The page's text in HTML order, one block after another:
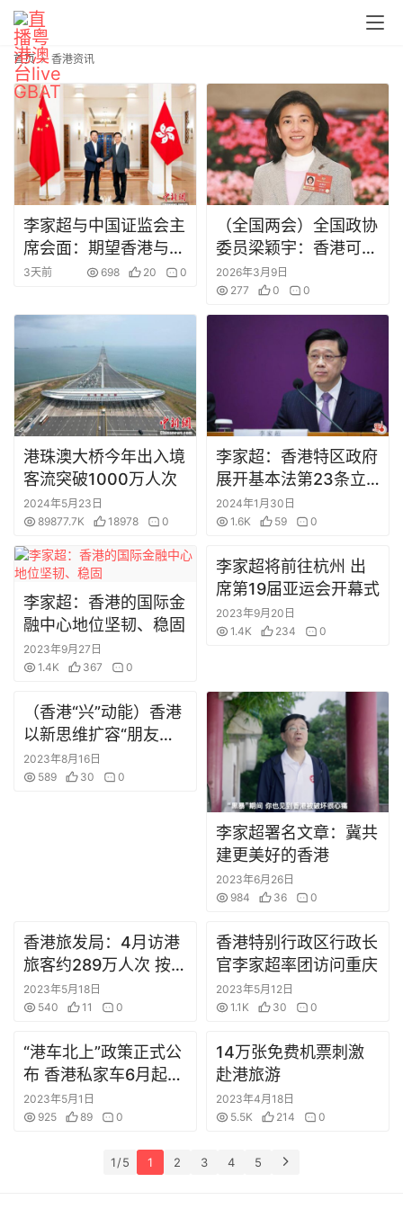
首
页
今
日
条
线
直
播
香
港
资
讯
澳
门
资
讯
湾
讯
内
地
旅
游
繁
体
首页 香港资讯
李家超与中国证监会主
席会面：期望香港与内
地深化合作提高离岸人
3天前 698 20 0
（全国两会）全国政协
委员梁颖宇：香港可成
为创新药出海“跳板”
2026年3月9日
277
0 0
港珠澳大桥今年出入境
客流突破1000万人次
2024年5月23日
89877.7K
18978 0
李家超：香港特区政府
展开基本法第23条立
法公众咨询
2024年1月30日
1.6K
59 0
李家超：香港的国际金
融中心地位坚韧、稳固
2023年9月27日
1.4K
367 0
李家超将前往杭州 出
席第19届亚运会开幕式
2023年9月20日
1.4K
234 0
（香港“兴”动能）香港
以新思维扩容“朋友圈”
“变中求进”激发“兴”动
能
2023年8月16日
589
30 0
李家超署名文章：冀共
建更美好的香港
2023年6月26日
984
36 0
香港旅发局：4月访港
旅客约289万人次 按月
增长约18%
2023年5月18日
540
11 0
香港特别行政区行政长
官李家超率团访问重庆
2023年5月12日
1.1K
30 0
“港车北上”政策正式公
布 香港私家车6月起可
申请
2023年5月1日
925
89 0
14万张免费机票刺激
赴港旅游
2023年4月18日
5.5K
214 0
1 / 5 1 2 3 4 5